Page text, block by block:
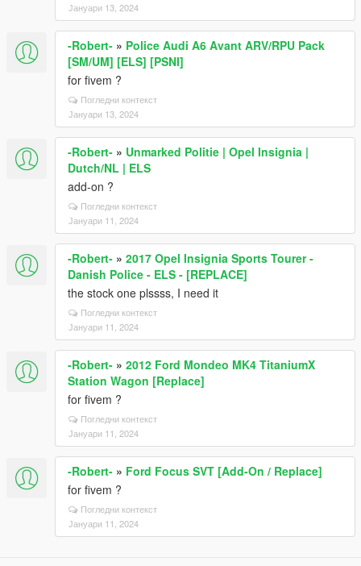
Јануари 13, 2024
-Robert- » Police Audi A6 Avant ARV/RPU Pack
[SM/UM] [ELS] [PSNI]
for fivem ?
Погледни контекст
Јануари 13, 2024
-Robert- » Unmarked Politie | Opel Insignia |
Dutch/NL | ELS
add-on ?
Погледни контекст
Јануари 11, 2024
-Robert- » 2017 Opel Insignia Sports Tourer -
Danish Police - ELS - [REPLACE]
the stock one plssss, I need it
Погледни контекст
Јануари 11, 2024
-Robert- » 2012 Ford Mondeo MK4 TitaniumX
Station Wagon [Replace]
for fivem ?
Погледни контекст
Јануари 11, 2024
-Robert- » Ford Focus SVT [Add-On / Replace]
for fivem ?
Погледни контекст
Јануари 11, 2024